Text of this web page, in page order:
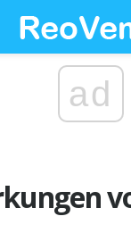
ad